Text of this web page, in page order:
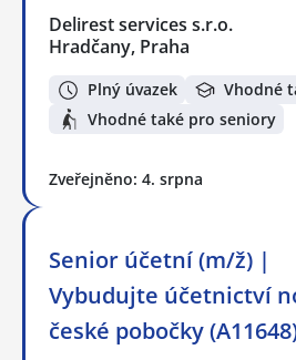
Delirest services s.r.o.
Hradčany, Praha
Plný úvazek
Vhodné
Vhodné také pro seniory
Zveřejněno: 4. srpna
Senior účetní (m/ž) |
Vybudujte účetnictví
české pobočky